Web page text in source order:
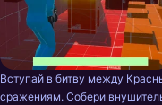
Вступай в битву между
сражениям. Собери